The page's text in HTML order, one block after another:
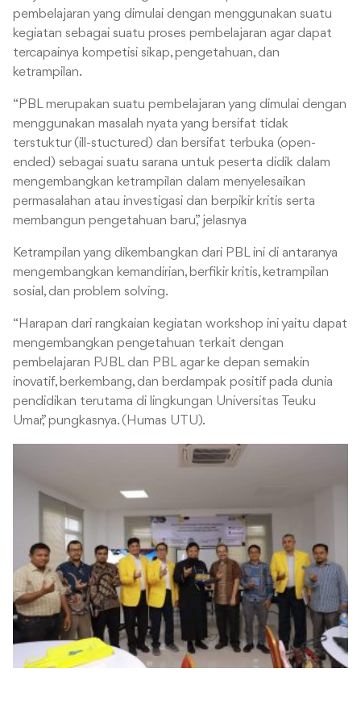
pembelajaran yang dimulai dengan menggunakan suatu
kegiatan sebagai suatu proses pembelajaran agar dapat
tercapainya kompetisi sikap, pengetahuan, dan
ketrampilan.
“PBL merupakan suatu pembelajaran yang dimulai dengan
menggunakan masalah nyata yang bersifat tidak
terstuktur (ill-stuctured) dan bersifat terbuka (open-
ended) sebagai suatu sarana untuk peserta didik dalam
mengembangkan ketrampilan dalam menyelesaikan
permasalahan atau investigasi dan berpikir kritis serta
membangun pengetahuan baru,” jelasnya
Ketrampilan yang dikembangkan dari PBL ini di antaranya
mengembangkan kemandirian, berfikir kritis, ketrampilan
sosial, dan problem solving.
“Harapan dari rangkaian kegiatan workshop ini yaitu dapat
mengembangkan pengetahuan terkait dengan
pembelajaran PJBL dan PBL agar ke depan semakin
inovatif, berkembang, dan berdampak positif pada dunia
pendidikan terutama di lingkungan Universitas Teuku
Umar,” pungkasnya. (Humas UTU).